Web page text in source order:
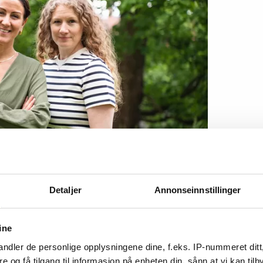
Detaljer Annonseinnstillinger
de personlige opplysningene dine, f.eks. IP-nummeret
og få tilgang til informasjon på enheten din, sånn at vi kan
Moflag, tar æren for den grunnleggende
de fire siste årene.
kommer en jobbpakke som beløper seg til 600